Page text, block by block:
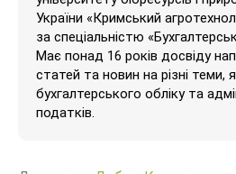
України «Кримський
за спеціальністю
Має понад 16 років досвіду
статей та новин на різні теми,
бухгалтерського обліку та
податків.